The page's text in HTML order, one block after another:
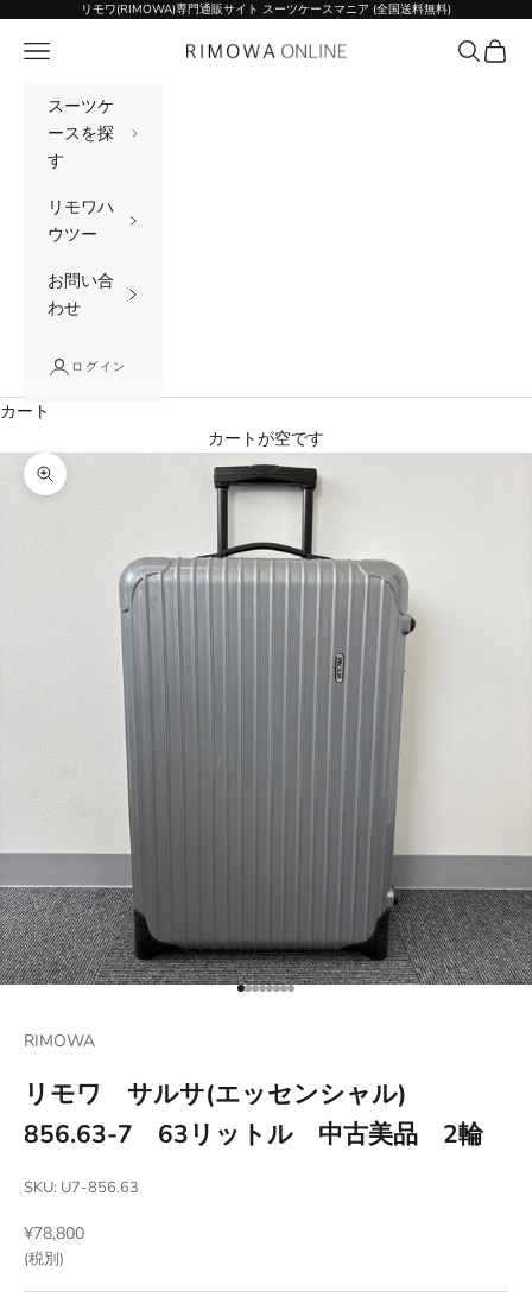
コンテンツへスキップリモワ(RIMOWA)専門通販サイト スーツケースマニア (全国送料無料)
リモワ(RIMOWA)専門通販サイト スーツケー
メニュー 検索カート
スーツケ
ースを探
す
リモワハ
ウツー
お問い合
わせ
ログイン
カート
カートが空です
ズームイン
項目に移動する 1
項目に移動する 2
項目に移動する 3
項目に移動する 4
項目に移動する 5
項目に移動する 6
項目に移動する 7
項目に移動する 8
RIMOWA
リモワ サルサ(エッセンシャル)
856.63-7 63リットル 中古美品 2輪
SKU: U7-856.63
セール価格
¥78,800
(税別)